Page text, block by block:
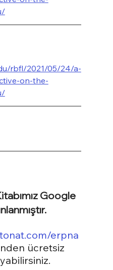
rbfl/2021/05/24/a-
on-the-
Google
erpna
ücretsiz